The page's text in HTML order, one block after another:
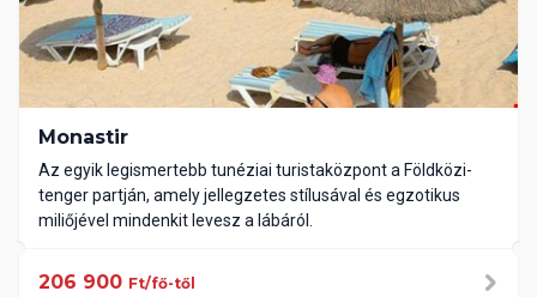
Monastir
Az egyik legismertebb tunéziai turistaközpont a Földközi-
tenger partján, amely jellegzetes stílusával és egzotikus
miliőjével mindenkit levesz a lábáról.
206 900 Ft/fő-től